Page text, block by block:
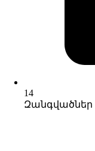
14
Զանգվածներ